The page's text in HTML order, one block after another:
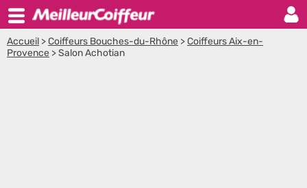
Accueil >Coiffeurs Bouches-du-Rhône >Coiffeurs Aix-en-
Provence >Salon Achotian